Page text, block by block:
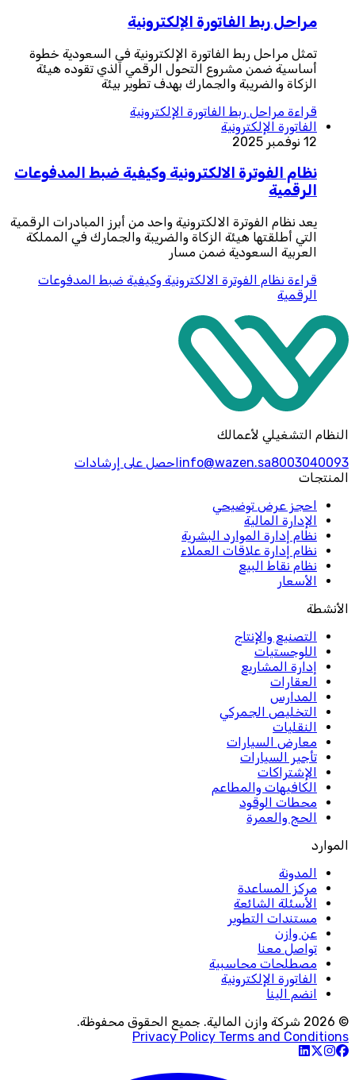
مراحل ربط الفاتورة الإلكترونية
تمثل مراحل ربط الفاتورة الإلكترونية في السعودية خطوة
أساسية ضمن مشروع التحول الرقمي الذي تقوده هيئة
الزكاة والضريبة والجمارك بهدف تطوير بيئة
قراءة مراحل ربط الفاتورة الإلكترونية
الفاتورة الإلكترونية
12 نوفمبر 2025
نظام الفوترة الالكترونية وكيفية ضبط المدفوعات
الرقمية
يعد نظام الفوترة الالكترونية واحد من أبرز المبادرات الرقمية
التي أطلقتها هيئة الزكاة والضريبة والجمارك في المملكة
العربية السعودية ضمن مسار
قراءة نظام الفوترة الالكترونية وكيفية ضبط المدفوعات
الرقمية
النظام التشغيلي لأعمالك
8003040093
info@wazen.saاحصل على إرشادات
المنتجات
احجز عرض توضيحي
الإدارة المالية
نظام إدارة الموارد البشرية
نظام إدارة علاقات العملاء
نظام نقاط البيع
الأسعار
الأنشطة
التصنيع والإنتاج
اللوجستيات
إدارة المشاريع
العقارات
المدارس
التخليص الجمركي
النقليات
معارض السيارات
تأجير السيارات
الإشتراكات
الكافيهات والمطاعم
محطات الوقود
الحج والعمرة
الموارد
المدونة
مركز المساعدة
الأسئلة الشائعة
مستندات التطوير
عن وازن
تواصل معنا
مصطلحات محاسبية
الفاتورة الإلكترونية
انضم الينا
© 2026 شركة وازن المالية. جميع الحقوق محفوظة.
Privacy Policy Terms and Conditions